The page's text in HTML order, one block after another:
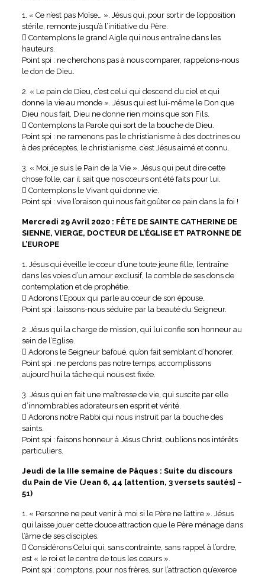
1. « Ce n’est pas Moïse… ». Jésus qui, pour sortir de l’opposition
stérile, remonte jusqu’à l’initiative du Père.
 Contemplons le grand Aigle qui nous entraîne dans les
hauteurs.
Point spi : ne cherchons pas à nous comparer, rappelons-nous
le don de Dieu.
2. « Le pain de Dieu, c’est celui qui descend du ciel et qui
donne la vie au monde ». Jésus qui est lui-même le Don que
Dieu nous fait, Dieu ne donne rien moins que son Fils.
 Contemplons la Parole qui sort de la bouche de Dieu.
Point spi : ne ramenons pas le christianisme à des doctrines ou
à des préceptes, le christianisme, c’est Jésus aimé et connu.
3. « Moi, je suis le Pain de la Vie ». Jésus qui peut dire cette
chose folle, car il sait que nos cœurs ont été faits pour lui.
 Contemplons le Vivant qui donne vie.
Point spi : vive l’oraison qui nous fait goûter ce pain dans la foi !
Mercredi 29 Avril 2020 : FÊTE DE SAINTE CATHERINE DE
SIENNE, VIERGE, DOCTEUR DE L’ÉGLISE ET PATRONNE DE
L’EUROPE
1. Jésus qui éveille le cœur d’une toute jeune fille, l’entraîne
dans les voies d’un amour exclusif, la comble de ses dons de
contemplation et de prophétie.
 Adorons l’Epoux qui parle au cœur de son épouse.
Point spi : laissons-nous séduire par la beauté du Seigneur.
2. Jésus qui la charge de mission, qui lui confie son honneur au
sein de l’Eglise.
 Adorons le Seigneur bafoué, qu’on fait semblant d’honorer.
Point spi : ne perdons pas notre temps, accomplissons
aujourd’hui la tâche qui nous est fixée.
3. Jésus qui en fait une maîtresse de vie, qui suscite par elle
d’innombrables adorateurs en esprit et vérité.
 Adorons notre Rabbi qui nous instruit par la bouche des
saints.
Point spi : faisons honneur à Jésus Christ, oublions nos intérêts
particuliers.
Jeudi de la IIIe semaine de Pâques : Suite du discours
du Pain de Vie (Jean 6, 44 [attention, 3 versets sautés] –
51)
1. « Personne ne peut venir à moi si le Père ne l’attire ». Jésus
qui laisse jouer cette douce attraction que le Père ménage dans
l’âme de ses disciples.
 Considérons Celui qui, sans contrainte, sans rappel à l’ordre,
est « le roi et le centre de tous les cœurs ».
Point spi : comptons, pour nos frères, sur l’attraction qu’exerce